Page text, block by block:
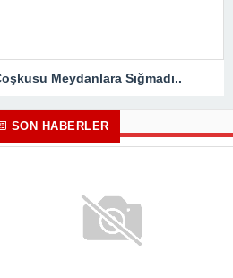
Meydanlara Sığmadı..
SON HABERLER